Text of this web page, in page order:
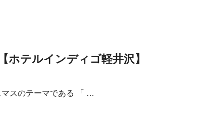
テルインディゴ軽井沢】
スのテーマである 「 …